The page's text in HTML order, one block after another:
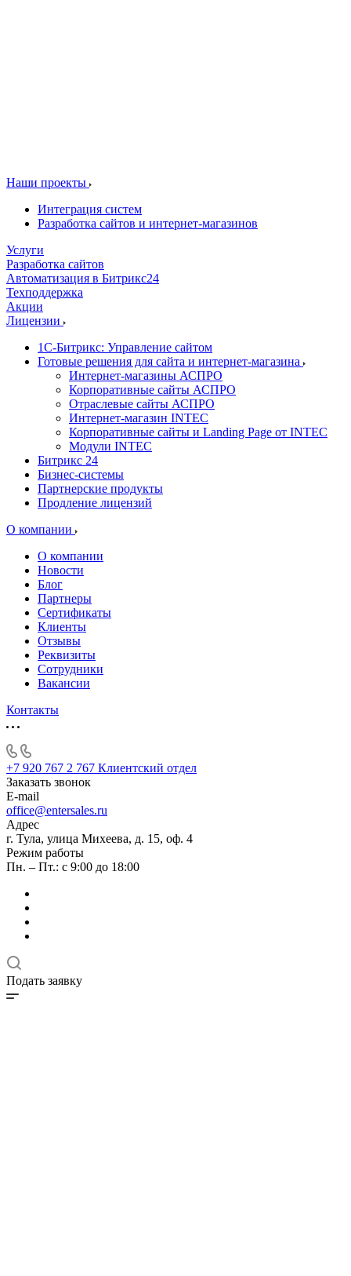
Наши проекты
Интеграция систем
Разработка сайтов и интернет-магазинов
Услуги
Разработка сайтов
Автоматизация в Битрикс24
Техподдержка
Акции
Лицензии
1С-Битрикс: Управление сайтом
Готовые решения для сайта и интернет-магазина
Интернет-магазины АСПРО
Корпоративные сайты АСПРО
Отраслевые сайты АСПРО
Интернет-магазин INTEC
Корпоративные сайты и Landing Page от INTEC
Модули INTEC
Битрикс 24
Бизнес-системы
Партнерские продукты
Продление лицензий
О компании
О компании
Новости
Блог
Партнеры
Сертификаты
Клиенты
Отзывы
Реквизиты
Сотрудники
Вакансии
Контакты
+7 920 767 2 767 Клиентский отдел
Заказать звонок
E-mail
office@entersales.ru
Адрес
г. Тула, улица Михеева, д. 15, оф. 4
Режим работы
Пн. – Пт.: с 9:00 до 18:00
Подать заявку